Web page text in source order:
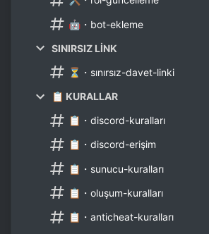
🤖・bot-ekleme
SINIRSIZ LİNK
⏳・sınırsız-davet-linki
📋 KURALLAR
📋・discord-kuralları
📋・discord-erişim
📋・sunucu-kuralları
📋・oluşum-kuralları
📋・anticheat-kuralları